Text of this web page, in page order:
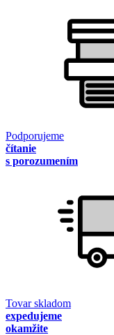
Podporujeme
čítanie
s porozumením
Tovar skladom
expedujeme
okamžite